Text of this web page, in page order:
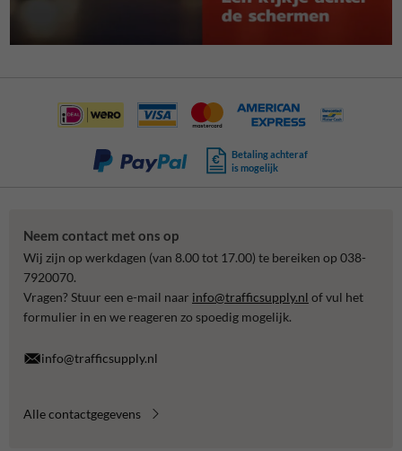
Betaling achteraf
is mogelijk
Neem contact met ons op
Wij zijn op werkdagen (van 8.00 tot 17.00) te bereiken op 038-
7920070.
Vragen? Stuur een e-mail naar info@trafficsupply.nl of vul het
formulier in en we reageren zo spoedig mogelijk.
info@trafficsupply.nl
Alle contactgegevens